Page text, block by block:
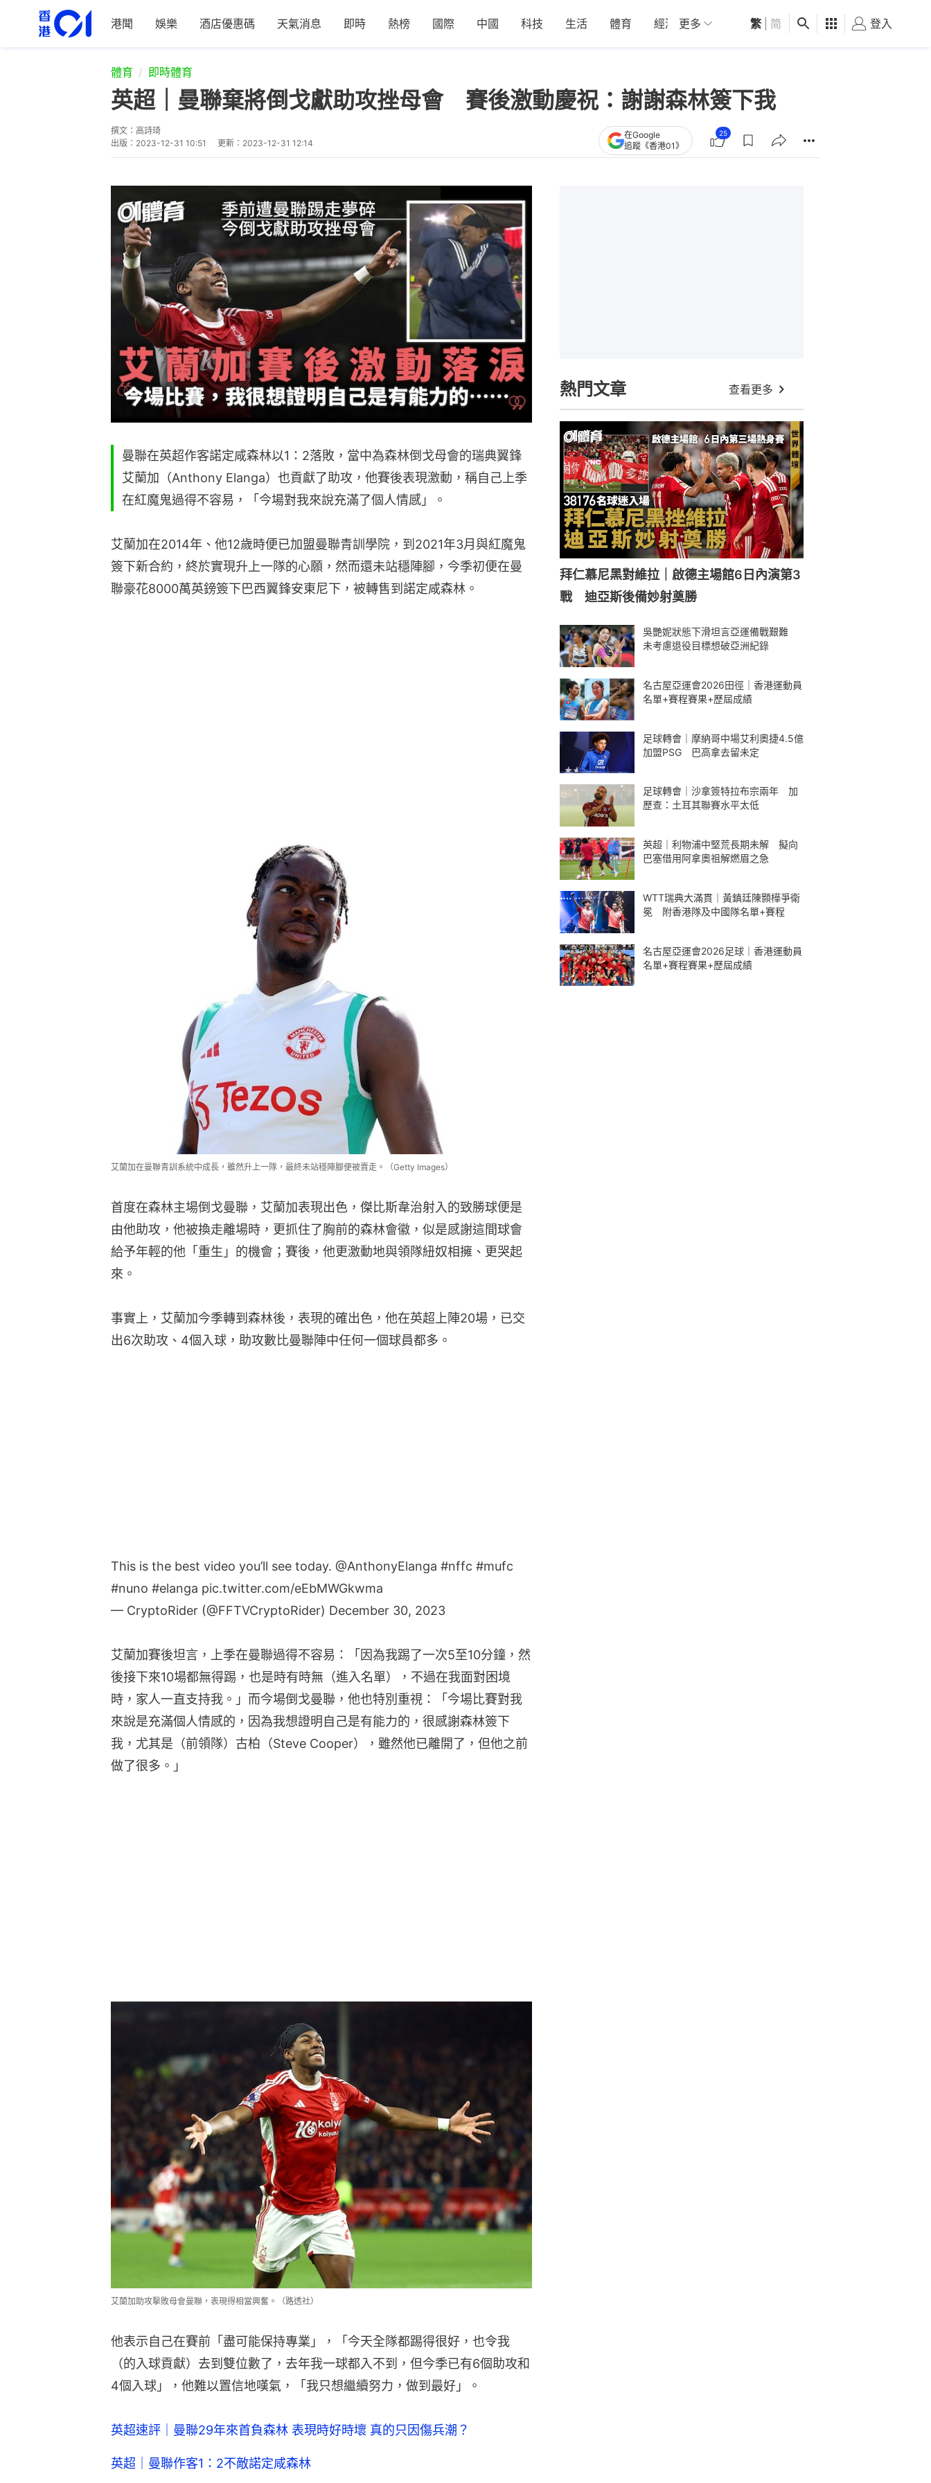
港聞 娛樂 酒店優惠碼 天氣消息 即時 熱榜 國際 中國 科技 生活 體育 經濟 01深圳 觀點 健康 好食玩飛
更多 繁 简 登入
體育 即時體育
英超｜曼聯棄將倒戈獻助攻挫母會 賽後激動慶祝：謝謝森林簽下我
撰文： 高詩琦
出版： 2023-12-31 10:51 更新： 2023-12-31 12:14
在Google
追蹤《香港01》
25
曼聯在英超作客諾定咸森林以1：2落敗，當中為森林倒戈母會的瑞典翼鋒
艾蘭加（Anthony Elanga）也貢獻了助攻，他賽後表現激動，稱自己上季
在紅魔鬼過得不容易，「今場對我來說充滿了個人情感」。
艾蘭加在2014年、他12歲時便已加盟曼聯青訓學院，到2021年3月與紅魔鬼
簽下新合約，終於實現升上一隊的心願，然而還未站穩陣腳，今季初便在曼
聯豪花8000萬英鎊簽下巴西翼鋒安東尼下，被轉售到諾定咸森林。
艾蘭加在曼聯青訓系統中成長，雖然升上一隊，最終未站穩陣腳便被賣走。（Getty Images）
首度在森林主場倒戈曼聯，艾蘭加表現出色，傑比斯韋治射入的致勝球便是
由他助攻，他被換走離場時，更抓住了胸前的森林會徽，似是感謝這間球會
給予年輕的他「重生」的機會；賽後，他更激動地與領隊紐奴相擁、更哭起
來。
事實上，艾蘭加今季轉到森林後，表現的確出色，他在英超上陣20場，已交
出6次助攻、4個入球，助攻數比曼聯陣中任何一個球員都多。
This is the best video you’ll see today. @AnthonyElanga #nffc #mufc
#nuno #elanga pic.twitter.com/eEbMWGkwma
— CryptoRider (@FFTVCryptoRider) December 30, 2023
艾蘭加賽後坦言，上季在曼聯過得不容易：「因為我踢了一次5至10分鐘，然
後接下來10場都無得踢，也是時有時無（進入名單），不過在我面對困境
時，家人一直支持我。」而今場倒戈曼聯，他也特別重視：「今場比賽對我
來說是充滿個人情感的，因為我想證明自己是有能力的，很感謝森林簽下
我，尤其是（前領隊）古柏（Steve Cooper），雖然他已離開了，但他之前
做了很多。」
艾蘭加助攻擊敗母會曼聯，表現得相當興奮。（路透社）
他表示自己在賽前「盡可能保持專業」，「今天全隊都踢得很好，也令我
（的入球貢獻）去到雙位數了，去年我一球都入不到，但今季已有6個助攻和
4個入球」，他難以置信地嘆氣，「我只想繼續努力，做到最好」。
英超速評｜曼聯29年來首負森林 表現時好時壞 真的只因傷兵潮？
英超｜曼聯作客1：2不敵諾定咸森林
熱門文章 查看更多
拜仁慕尼黑對維拉｜啟德主場館6日內演第3
戰 迪亞斯後備妙射奠勝
吳艷妮狀態下滑坦言亞運備戰艱難
未考慮退役目標想破亞洲紀錄
名古屋亞運會2026田徑｜香港運動員
名單+賽程賽果+歷屆成績
足球轉會｜摩納哥中場艾利奧捷4.5億
加盟PSG 巴高拿去留未定
足球轉會｜沙拿簽特拉布宗兩年 加
歷查：土耳其聯賽水平太低
英超｜利物浦中堅荒長期未解 擬向
巴塞借用阿拿奧祖解燃眉之急
WTT瑞典大滿貫｜黃鎮廷陳顥樺爭衛
冕 附香港隊及中國隊名單+賽程
名古屋亞運會2026足球｜香港運動員
名單+賽程賽果+歷屆成績